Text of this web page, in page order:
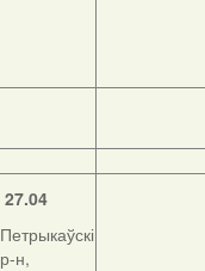
27.04
Петрыкаўскі
р-н,